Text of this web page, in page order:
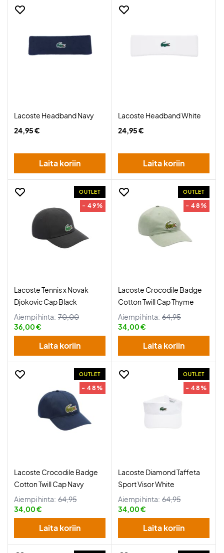
Lacoste Headband Navy
24,95 €
Laita koriin
Lacoste Headband White
24,95 €
Laita koriin
OUTLET
- 49%
Lacoste Tennis x Novak
Djokovic Cap Black
Aiempi hinta: 70,00
36,00 €
Laita koriin
OUTLET
- 48%
Lacoste Crocodile Badge
Cotton Twill Cap Thyme
Aiempi hinta: 64,95
34,00 €
Laita koriin
OUTLET
- 48%
Lacoste Crocodile Badge
Cotton Twill Cap Navy
Aiempi hinta: 64,95
34,00 €
Laita koriin
OUTLET
- 48%
Lacoste Diamond Taffeta
Sport Visor White
Aiempi hinta: 64,95
34,00 €
Laita koriin